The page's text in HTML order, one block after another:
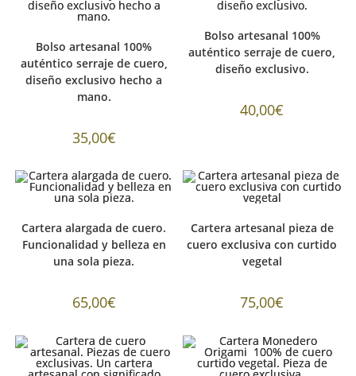
Bolso artesanal 100%
auténtico serraje de cuero,
diseño exclusivo hecho a
mano.
35,00€
Bolso artesanal 100%
auténtico serraje de cuero,
diseño exclusivo.
40,00€
Cartera alargada de cuero.
Funcionalidad y belleza en
una sola pieza.
65,00€
Cartera artesanal pieza de
cuero exclusiva con curtido
vegetal
75,00€